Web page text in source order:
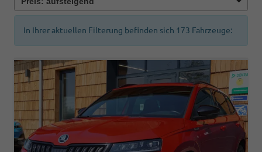
In Ihrer aktuellen Filterung befinden sich 173 Fahrzeuge: